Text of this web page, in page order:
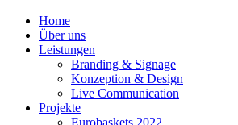
Home
Über uns
Leistungen
Branding & Signage
Konzeption & Design
Live Communication
Projekte
Eurobaskets 2022